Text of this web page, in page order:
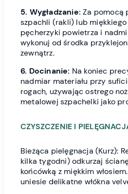
5. Wygładzanie: Za pomocą
szpachli (rakli) lub miękkiego
pęcherzyki powietrza i
wykonuj od środka
zewnątrz.
6. Docinanie: Na koniec
nadmiar materiału przy
rogach, używając ostrego
metalowej szpachelki jako
CZYSZCZENIE I
Bieżąca pielęgnacja (Kurz):
kilka tygodni) odkurzaj
końcówką z miękkim
uniesie delikatne włókna